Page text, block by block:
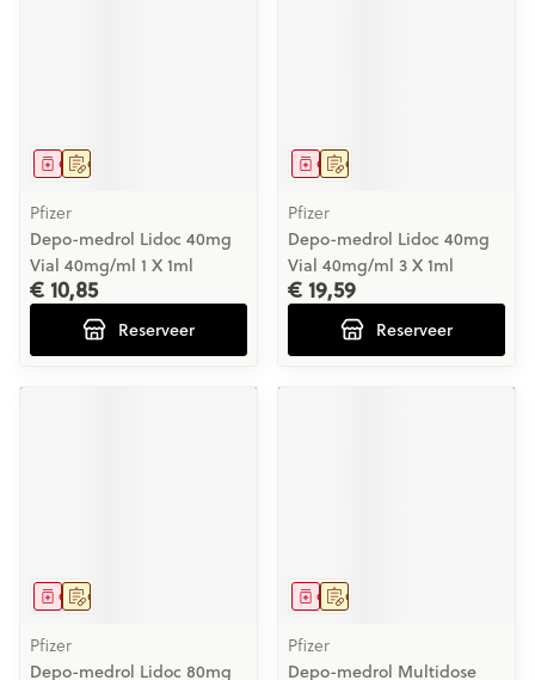
Op voorschrift
Geneesmiddel
Pfizer
Depo-medrol Lidoc 40mg
Vial 40mg/ml 1 X 1ml
€ 10,85
Reserveer
Op voorschrift
Geneesmiddel
Pfizer
Depo-medrol Lidoc 40mg
Vial 40mg/ml 3 X 1ml
€ 19,59
Reserveer
Op voorschrift
Geneesmiddel
Pfizer
Depo-medrol Lidoc 80mg
Op voorschrift
Geneesmiddel
Pfizer
Depo-medrol Multidose